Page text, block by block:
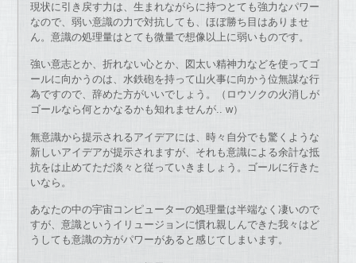
現状に引き戻す力は、生まれながらに持つとても強力なパワー
なので、弱い意識の力で対抗しても、ほぼ勝ち目はありませ
ん。意識の処理量はとても微量で想像以上に弱いものです。
強い意志とか、折れない心とか、図太い精神力などを使ってゴ
ールに向かうのは、水鉄砲を持って山火事に向かう位無謀な行
為ですので、辞めた方がいいでしょう。（ロウソクの火消しが
ゴールなら何とかなるかも知れませんが.. w）
無意識から提示されるアイデアには、時々自分でも驚くような
新しいアイデアが提示されますが、それも意識による余計な抵
抗をは止めてただ淡々と従っていきましょう。ゴールに行きた
いなら。
あなたの中の宇宙コンピューターの処理量は半端なく凄いので
すが、意識というイリュージョンに慣れ親しんできた我々はど
うしても意識の方がパワーがあると感じてしまいます。